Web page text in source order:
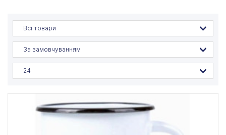
Всі товари
За замовчуванням
24